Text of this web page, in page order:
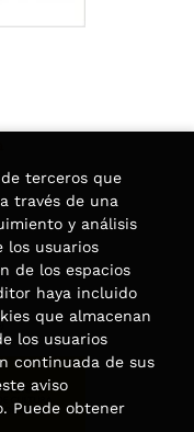
terceros que
través de una
y análisis
los usuarios
de los espacios
haya incluido
que almacenan
los usuarios
continuada de sus
aviso
Puede obtener